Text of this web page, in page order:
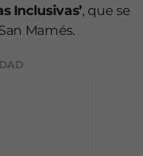
Inclusivas’, que se
Mamés.